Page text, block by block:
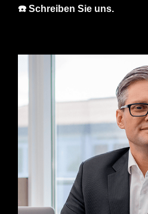
☎️ Schreiben Sie uns.